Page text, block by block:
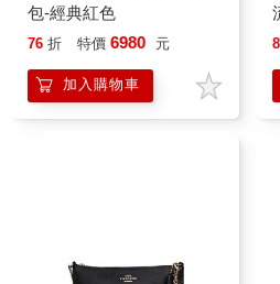
包-經典紅色
76 折 特價 6980 元
加入購物車